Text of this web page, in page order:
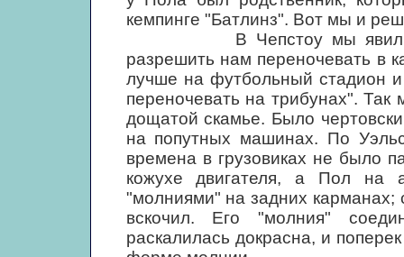
кемпинге "Батлинз". Вот мы и
В Чепстоу мы явились в
разрешить нам переночевать в
лучше на футбольный стадион
переночевать на трибунах".
дощатой скамье. Было
на попутных машинах. По
времена в грузовиках не было
кожухе двигателя, а Пол на
"молниями" на задних карманах;
вскочил. Его "молния"
раскалилась докрасна, и